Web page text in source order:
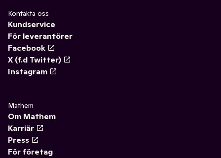
Kontakta oss
Kundservice
För leverantörer
Facebook
X (f.d Twitter)
Instagram
Mathem
Om Mathem
Karriär
Press
För företag